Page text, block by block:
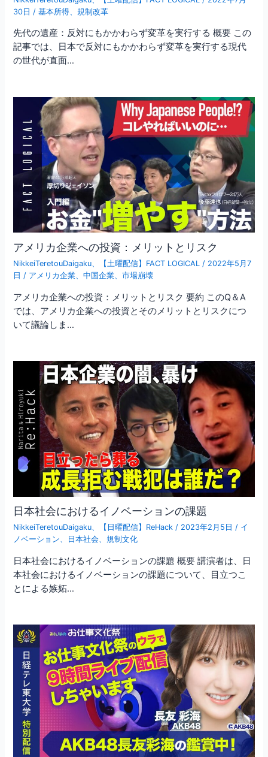
30日 /基本所得 、規制改革
先代の遺産：反対にもかかわらず変革を実行する 概要 この
記事では、日本で反対にもかかわらず変革を実行する現代
の世代が直面…
アメリカ企業への投資：メリットとリスク
NikkeiTeretouDaigaku、 【土曜配信】FACT LOGICAL / 2022年5月7
日 / アメリカ企業、中国企業、市場崩壊
アメリカ企業への投資：メリットとリスク 要約 このQ＆A
では、アメリカ企業への投資とそのメリットとリスクにつ
いて議論しま…
日本社会におけるイノベーションの課題
NikkeiTeretouDaigaku、 【日曜配信】ReHack / 2023年2月5日 / イ
ノベーション、 日本社会、規制文化
日本社会におけるイノベーションの課題 概要 講演者は、日
本社会におけるイノベーションの課題について、目立つこ
とによる嫉妬…